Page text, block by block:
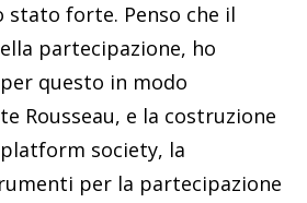
stato forte. Penso che il
partecipazione, ho
questo in modo
Rousseau, e la costruzione
society, la
per la partecipazione